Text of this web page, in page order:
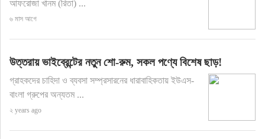
আফরোজা খানম (রিতা) ...
৬ মাস আগে
উত্তরায় ভাইব্রেন্টের নতুন শো-রুম, সকল পণ্যে বিশেষ ছাড়!
গ্রাহকদের চাহিদা ও ব্যবসা সম্প্রসারনের ধারাবাহিকতায় ইউএস-
বাংলা গ্রুপের অন্যতম ...
২ years ago